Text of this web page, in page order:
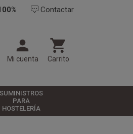
Contactar

Mi cuenta

Carrito
SUMINISTROS
PARA
HOSTELERÍA